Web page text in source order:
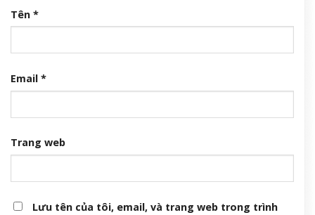
Tên *
Email *
Trang web
Lưu tên của tôi, email, và trang web trong trình